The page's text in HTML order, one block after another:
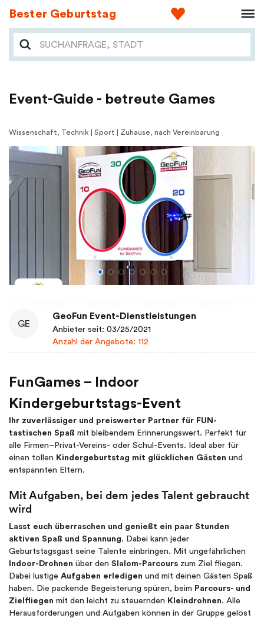
Bester Geburtstag
Event-Guide - betreute Games
Wissenschaft, Technik | Sport | Zuhause, nach Vereinbarung
GE
GeoFun Event-Dienstleistungen
Anbieter seit: 03/25/2021
Anzahl der Angebote: 112
FunGames – Indoor
Kindergeburtstags-Event
Ihr zuverlässiger und preiswerter Partner für FUN-
tastischen Spaß mit bleibendem Erinnerungswert. Perfekt für
alle Firmen–Privat-Vereins- oder Schul-Events. Ideal aber für
einen tollen Kindergeburtstag mit glücklichen Gästen und
entspannten Eltern.
Mit Aufgaben, bei dem jedes Talent gebraucht
wird
Lasst euch überraschen und genießt ein paar Stunden
aktiven Spaß und Spannung. Dabei kann jeder
Geburtstagsgast seine Talente einbringen. Mit ungefährlichen
Indoor-Drohnen über den Slalom-Parcours zum Ziel fliegen.
Dabei lustige Aufgaben erledigen und mit deinen Gästen Spaß
haben. Die packende Begeisterung spüren, beim Parcours- und
Zielfliegen mit den leicht zu steuernden Kleindrohnen. Alle
Herausforderungen und Aufgaben können in der Gruppe gelöst